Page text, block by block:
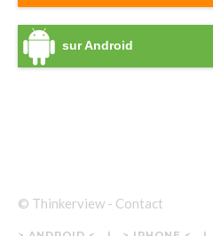
sur Android
© Thinkerview - Contact